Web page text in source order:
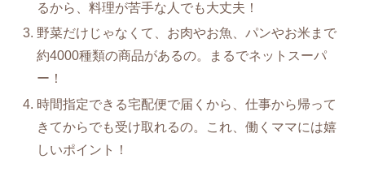
るから、料理が苦手な人でも大丈夫！
野菜だけじゃなくて、お肉やお魚、パンやお米まで
約4000種類の商品があるの。まるでネットスーパ
ー！
時間指定できる宅配便で届くから、仕事から帰って
きてからでも受け取れるの。これ、働くママには嬉
しいポイント！